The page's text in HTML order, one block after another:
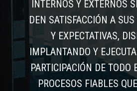
INTERNOS Y EXTERNOS
DEN SATISFACCIÓN A
Y EXPECTATIVAS,
IMPLANTANDO Y
PARTICIPACIÓN DE TODO
PROCESOS FIABLES